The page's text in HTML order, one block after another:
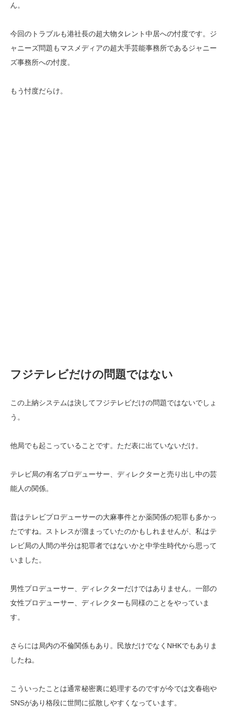
ん。
今回のトラブルも港社長の超大物タレント中居への忖度です。ジ
ャニーズ問題もマスメディアの超大手芸能事務所であるジャニー
ズ事務所への忖度。
もう忖度だらけ。
フジテレビだけの問題ではない
この上納システムは決してフジテレビだけの問題ではないでしょ
う。
他局でも起こっていることです。ただ表に出ていないだけ。
テレビ局の有名プロデューサー、ディレクターと売り出し中の芸
能人の関係。
昔はテレビプロデューサーの大麻事件とか薬関係の犯罪も多かっ
たですね。ストレスが溜まっていたのかもしれませんが、私はテ
レビ局の人間の半分は犯罪者ではないかと中学生時代から思って
いました。
男性プロデューサー、ディレクターだけではありません。一部の
女性プロデューサー、ディレクターも同様のことをやっていま
す。
さらには局内の不倫関係もあり。民放だけでなくNHKでもありま
したね。
こういったことは通常秘密裏に処理するのですが今では文春砲や
SNSがあり格段に世間に拡散しやすくなっています。